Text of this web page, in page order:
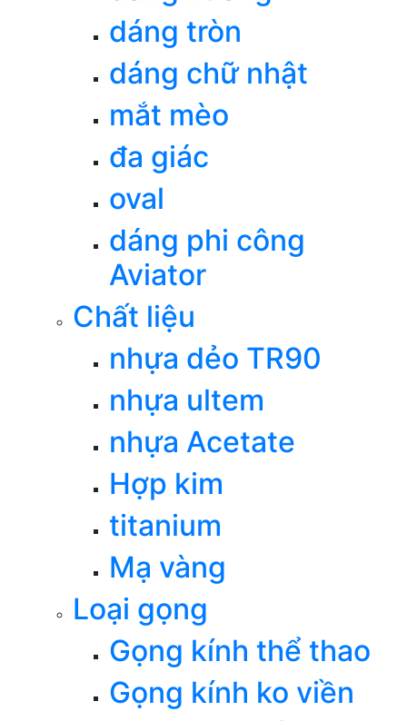
dáng tròn
dáng chữ nhật
mắt mèo
đa giác
oval
dáng phi công
Aviator
Chất liệu
nhựa dẻo TR90
nhựa ultem
nhựa Acetate
Hợp kim
titanium
Mạ vàng
Loại gọng
Gọng kính thể thao
Gọng kính ko viền